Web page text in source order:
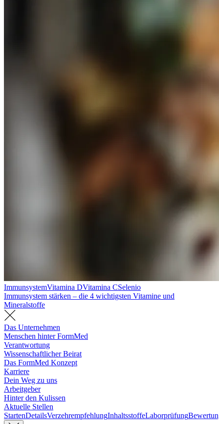
ImmunsystemVitamina DVitamina CSelenio
Immunsystem stärken – die 4 wichtigsten Vitamine und
Mineralstoffe
Das Unternehmen
Menschen hinter FormMed
Verantwortung
Wissenschaftlicher Beirat
Das FormMed Konzept
Karriere
Dein Weg zu uns
Arbeitgeber
Hinter den Kulissen
Aktuelle Stellen
StartenDetailsVerzehrempfehlungInhaltsstoffeLaborprüfung